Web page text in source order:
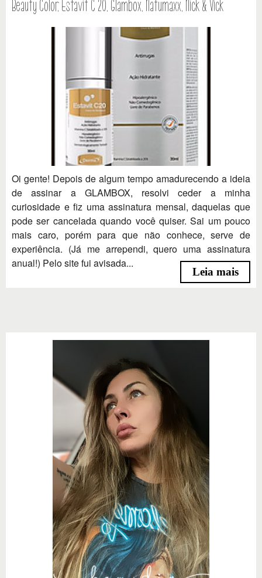
Beauty Color,Estavit C 20, Glambox, Natumaxx, Nick & Vick
Oi gente! Depois de algum tempo amadurecendo a ideia
de assinar a GLAMBOX, resolvi ceder a minha
curiosidade e fiz uma assinatura mensal, daquelas que
pode ser cancelada quando você quiser. Sai um pouco
mais caro, porém para que não conhece, serve de
experiência. (Já me arrependi, quero uma assinatura
anual!) Pelo site fui avisada...
Leia mais